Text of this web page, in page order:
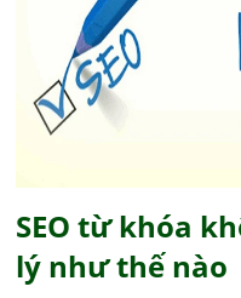
SEO từ khóa
lý như thế nào